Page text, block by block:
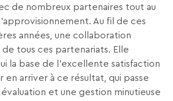
de nombreux partenaires tout au
Au fil de ces
années, une collaboration
tous ces partenariats. Elle
la base de l’excellente satisfaction
en arriver à ce résultat, qui passe
et une gestion minutieuse